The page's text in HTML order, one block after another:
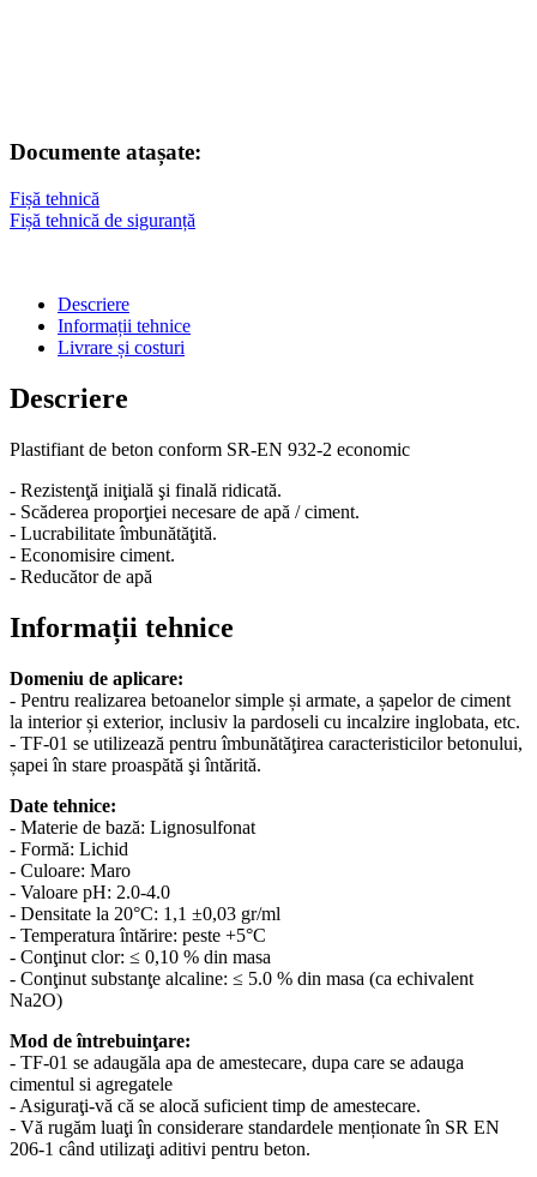
Documente atașate:
Fișă tehnică
Fișă tehnică de siguranță
Descriere
Informații tehnice
Livrare și costuri
Descriere
Plastifiant de beton conform SR-EN 932-2 economic
- Rezistenţă iniţială şi finală ridicată.
- Scăderea proporţiei necesare de apă / ciment.
- Lucrabilitate îmbunătăţită.
- Economisire ciment.
- Reducător de apă
Informații tehnice
Domeniu de aplicare:
- Pentru realizarea betoanelor simple și armate, a șapelor de ciment
la interior și exterior, inclusiv la pardoseli cu incalzire inglobata, etc.
- TF-01 se utilizează pentru îmbunătăţirea caracteristicilor betonului,
șapei în stare proaspătă şi întărită.
Date tehnice:
- Materie de bază: Lignosulfonat
- Formă: Lichid
- Culoare: Maro
- Valoare pH: 2.0-4.0
- Densitate la 20°C: 1,1 ±0,03 gr/ml
- Temperatura întărire: peste +5°C
- Conţinut clor: ≤ 0,10 % din masa
- Conţinut substanţe alcaline: ≤ 5.0 % din masa (ca echivalent
Na2O)
Mod de întrebuinţare:
- TF-01 se adaugăla apa de amestecare, dupa care se adauga
cimentul si agregatele
- Asiguraţi-vă că se alocă suficient timp de amestecare.
- Vă rugăm luaţi în considerare standardele menționate în SR EN
206-1 când utilizaţi aditivi pentru beton.